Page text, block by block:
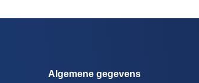
Algemene gegevens